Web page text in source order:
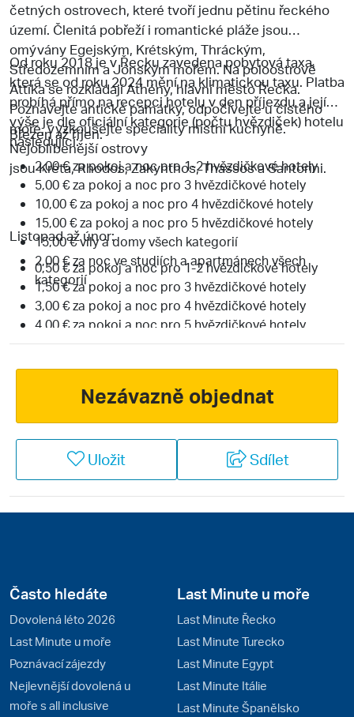
četných ostrovech, které tvoří jednu pětinu řeckého
území. Členitá pobřeží i romantické pláže jsou
omývány Egejským, Krétským, Thráckým,
Středozemním a Jónským mořem. Na poloostrově
Attikase rozkládají Athény, hlavní město Řecka.
Poznávejte antické památky, odpočívejte u čistého
moře, vyzkoušejte speciality místní kuchyně.
Nejoblíbenější ostrovy
jsou Kréta, Rhodos, Zakynthos, Thassos a Santorini.
Od roku 2018 je v Řecku zavedena pobytová taxa,
která se od roku 2024 mění na klimatickou taxu. Platba
probíhá přímo na recepci hotelu v den příjezdu a její
výše je dle oficiální kategorie (počtu hvězdiček) hotelu
následující:
Březen až říjen:
2,00 € za pokoj a noc pro 1-2 hvězdičkové hotely
5,00 € za pokoj a noc pro 3 hvězdičkové hotely
10,00 € za pokoj a noc pro 4 hvězdičkové hotely
15,00 € za pokoj a noc pro 5 hvězdičkové hotely
15,00 € vily a domy všech kategorií
2,00 € za noc ve studiích a apartmánech všech
kategorií
Listopad až únor:
0,50 € za pokoj a noc pro 1-2 hvězdičkové hotely
1,50 € za pokoj a noc pro 3 hvězdičkové hotely
3,00 € za pokoj a noc pro 4 hvězdičkové hotely
4,00 € za pokoj a noc pro 5 hvězdičkové hotely
0,50 € za noc ve studiích a apartmánech všech
Nezávazně objednat
Uložit Sdílet
Často hledáte
Dovolená léto 2026
Last Minute u moře
Poznávací zájezdy
Nejlevnější dovolená u
moře s all inclusive
Last Minute u moře
Last Minute Řecko
Last Minute Turecko
Last Minute Egypt
Last Minute Itálie
Last Minute Španělsko